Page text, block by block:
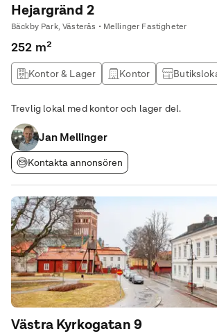
Hejargränd 2
Bäckby Park, Västerås • Mellinger Fastigheter
252 m²
Kontor & Lager Kontor
Trevlig lokal med kontor och lager del.
Jan Mellinger
Kontakta annonsören
Västra Kyrkogatan 9